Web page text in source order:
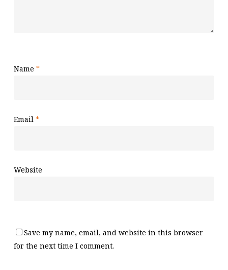
Name *
Email *
Website
Save my name, email, and website in this browser
for the next time I comment.